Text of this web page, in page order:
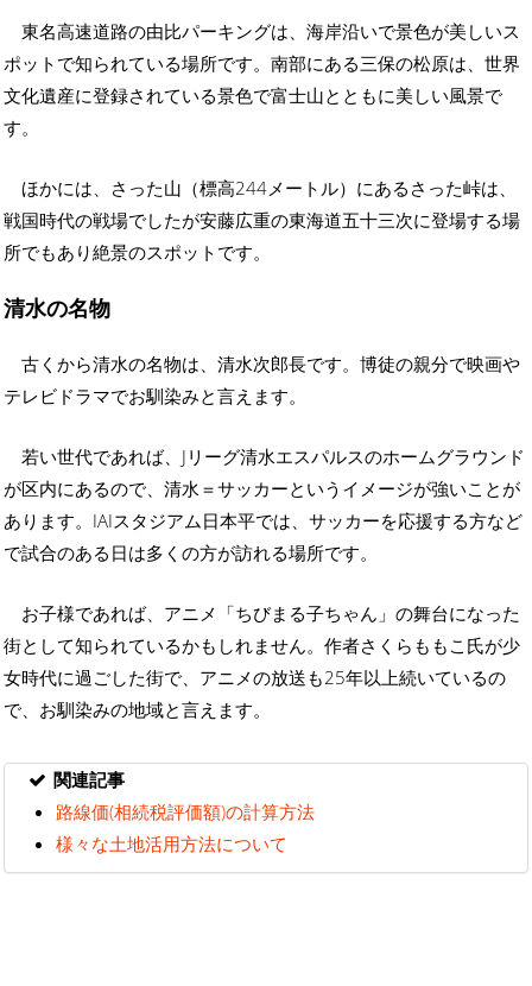
東名高速道路の由比パーキングは、海岸沿いで景色が美しいス
ポットで知られている場所です。南部にある三保の松原は、世界
文化遺産に登録されている景色で富士山とともに美しい風景で
す。
ほかには、さった山（標高244メートル）にあるさった峠は、
戦国時代の戦場でしたが安藤広重の東海道五十三次に登場する場
所でもあり絶景のスポットです。
清水の名物
古くから清水の名物は、清水次郎長です。博徒の親分で映画や
テレビドラマでお馴染みと言えます。
若い世代であれば、Jリーグ清水エスパルスのホームグラウンド
が区内にあるので、清水＝サッカーというイメージが強いことが
あります。IAIスタジアム日本平では、サッカーを応援する方など
で試合のある日は多くの方が訪れる場所です。
お子様であれば、アニメ「ちびまる子ちゃん」の舞台になった
街として知られているかもしれません。作者さくらももこ氏が少
女時代に過ごした街で、アニメの放送も25年以上続いているの
で、お馴染みの地域と言えます。
関連記事
路線価(相続税評価額)の計算方法
様々な土地活用方法について